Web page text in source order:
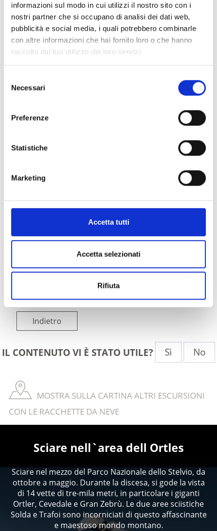
informazioni sul modo in cui utilizzi il nostro sito con i
nostri partner che si occupano di analisi dei dati web,
pubblicità e social media, i quali potrebbero combinarle
con altre informazioni che hai fornito loro o che hanno
raccolto dal tuo utilizzo dei loro servizi.
delNecessari
Preferenze
Statistiche
Marketing
Accetta tutti
Accetta selezionati
Rifiuta
Posizione
Impressioni
Indietro
IL CONTENUTO VI È STATO UTILE? Sì No
MOSTRA SULLA CARTINA ALTRI ESCURSIONI
CON LE RACCHETTE DA NEVE
Sciare nell`area dell Ortles
Sciare nel mezzo del Parco Nazionale dello Stelvio, da
ottobre a maggio. Durante la discesa, si gode la vista
di 14 vette di tre-mila metri, in particolare i giganti
Ortler, Cevedale e Gran Zebrù. Le due aree sciistiche
Solda e Trafoi sono incorniciati di questo affascinante
e maestoso mondo montano.